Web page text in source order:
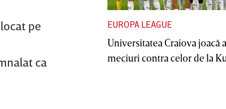
pe
ca
EUROPA LEAGUE
Universitatea Craiova joacă
meciuri contra celor de la